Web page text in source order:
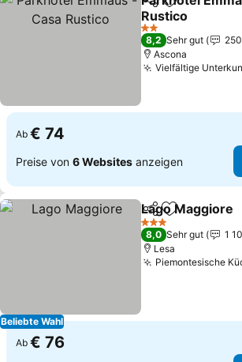
TeilenZu
Rustico
2 Sterne
8,2 Sehr gut
250
Ascona
Vielfältige
Ab € 74
Preise von 6 Websites anzeigen
Beliebte Wahl
TeilenZu
Lago Maggiore
3 Sterne
8,0 Sehr gut
1
Lesa
Piemontesische
Ab € 76